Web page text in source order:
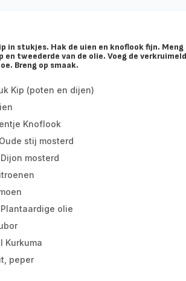
in stukjes. Hak de uien en knoflook fijn.
en tweederde van de olie. Voeg de
Breng op smaak.
Kip (poten en dijen)
Knoflook
stij mosterd
mosterd
olie
Kurkuma
peper